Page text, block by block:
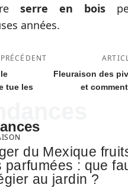
serre en bois
années.
tue les
Fleuraison des
et
du Mexique
parfumées : que
au jardin ?